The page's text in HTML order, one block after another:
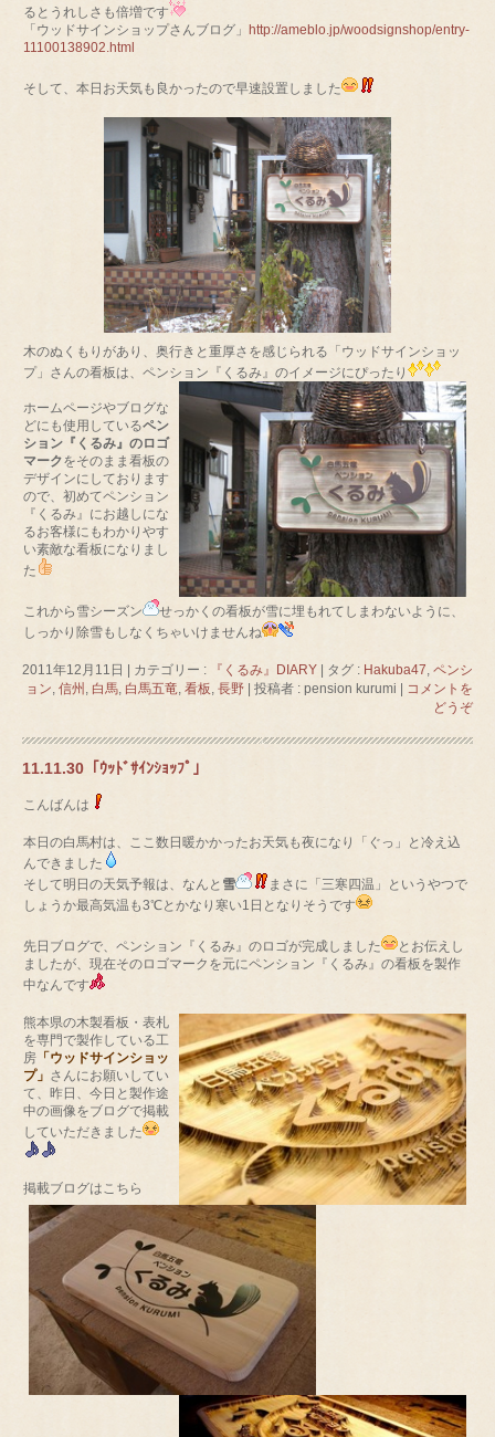
るとうれしさも倍増です
「ウッドサインショップさんブログ」
http://ameblo.jp/woodsignshop/entry-
11100138902.html
そして、本日お天気も良かったので早速設置しました
木のぬくもりがあり、奥行きと重厚さを感じられる「ウッドサインショッ
プ」さんの看板は、ペンション『くるみ』のイメージにぴったり
ホームページやブログな
どにも使用しているペン
ション『くるみ』のロゴ
マークをそのまま看板の
デザインにしております
ので、初めてペンション
『くるみ』にお越しにな
るお客様にもわかりやす
い素敵な看板になりまし
た
これから雪シーズン
せっかくの看板が雪に埋もれてしまわないように、
しっかり除雪もしなくちゃいけませんね
2011年12月11日 カテゴリー : 『くるみ』DIARY タグ : Hakuba47, ペンシ
ョン, 信州 , 白馬, 白馬五竜, 看板, 長野 投稿者 : pension kurumi
コメントを
どうぞ
11.11.30「ｳｯﾄﾞｻｲﾝｼｮｯﾌﾟ」
こんばんは
本日の白馬村は、ここ数日暖かかったお天気も夜になり「ぐっ」と冷え込
んできました
そして明日の天気予報は、なんと 雪
まさに「三寒四温」というやつで
しょうか最高気温も3℃とかなり寒い1日となりそうです
先日ブログで、ペンション『くるみ』のロゴが完成しました
とお伝えし
ましたが、現在そのロゴマークを元にペンション『くるみ』の看板を製作
中なんです
熊本県の木製看板・表札
を専門で製作している工
房 「ウッドサインショッ
プ」 さんにお願いしてい
て、昨日、今日と製作途
中の画像をブログで掲載
していただきました
掲載ブログはこちら